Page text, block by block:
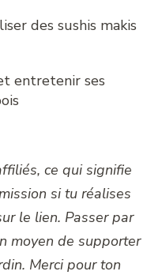
des sushis makis
entretenir ses
ce qui signifie
si tu réalises
le lien. Passer par
moyen de supporter
Merci pour ton